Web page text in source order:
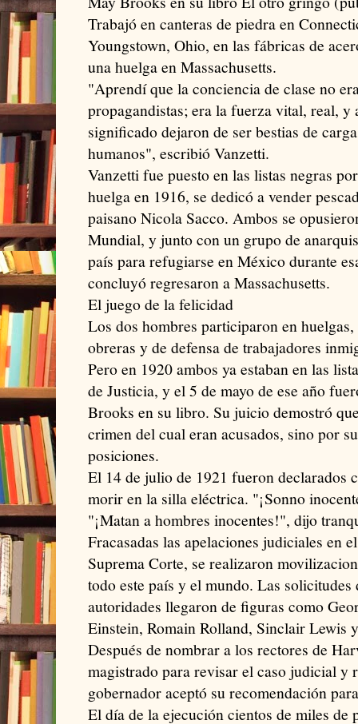
Trabajó en canteras de piedra en
Youngstown, Ohio, en las fábricas de
una huelga en Massachusetts.
"Aprendí que la conciencia de clase no
propagandistas; era la fuerza vital, real, y
significado dejaron de ser bestias de
humanos", escribió Vanzetti.
Vanzetti fue puesto en las listas negras
huelga en 1916, se dedicó a vender
paisano Nicola Sacco. Ambos se
Mundial, y junto con un grupo de
país para refugiarse en México durante
concluyó regresaron a Massachusetts.
El juego de la felicidad
Los dos hombres participaron en
obreras y de defensa de trabajadores
Pero en 1920 ambos ya estaban en las
de Justicia, y el 5 de mayo de ese año
Brooks en su libro. Su juicio demostró
crimen del cual eran acusados, sino por
posiciones.
El 14 de julio de 1921 fueron declarados
morir en la silla eléctrica. "¡Sonno
"¡Matan a hombres inocentes!", dijo
Fracasadas las apelaciones judiciales en
Suprema Corte, se realizaron
todo este país y el mundo. Las solicitudes
autoridades llegaron de figuras como
Einstein, Romain Rolland, Sinclair Lewis
Después de nombrar a los rectores de
magistrado para revisar el caso judicial y
gobernador aceptó su recomendación
El día de la ejecución cientos de miles de